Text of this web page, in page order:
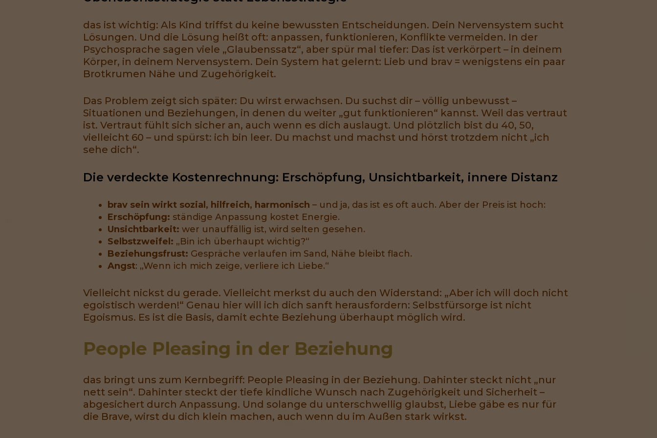
das ist wichtig: Als Kind triffst du keine bewussten Entscheidungen. Dein Nervensystem sucht
Lösungen. Und die Lösung heißt oft: anpassen, funktionieren, Konflikte vermeiden. In der
Psychosprache sagen viele „Glaubenssatz“, aber spür mal tiefer: Das ist verkörpert – in deinem
Körper, in deinem Nervensystem. Dein System hat gelernt: Lieb und brav = wenigstens ein paar
Brotkrumen Nähe und Zugehörigkeit.
Das Problem zeigt sich später: Du wirst erwachsen. Du suchst dir – völlig unbewusst –
Situationen und Beziehungen, in denen du weiter „gut funktionieren“ kannst. Weil das vertraut
ist. Vertraut fühlt sich sicher an, auch wenn es dich auslaugt. Und plötzlich bist du 40, 50,
vielleicht 60 – und spürst: ich bin leer. Du machst und machst und hörst trotzdem nicht „ich
sehe dich“.
Die verdeckte Kostenrechnung: Erschöpfung, Unsichtbarkeit, innere Distanz
brav sein wirkt sozial, hilfreich, harmonisch – und ja, das ist es oft auch. Aber der Preis ist hoch:
Erschöpfung: ständige Anpassung kostet Energie.
Unsichtbarkeit: wer unauffällig ist, wird selten gesehen.
Selbstzweifel: „Bin ich überhaupt wichtig?“
Beziehungsfrust: Gespräche verlaufen im Sand, Nähe bleibt flach.
Angst: „Wenn ich mich zeige, verliere ich Liebe.“
Vielleicht nickst du gerade. Vielleicht merkst du auch den Widerstand: „Aber ich will doch nicht
egoistisch werden!“ Genau hier will ich dich sanft herausfordern: Selbstfürsorge ist nicht
Egoismus. Es ist die Basis, damit echte Beziehung überhaupt möglich wird.
People Pleasing in der Beziehung
das bringt uns zum Kernbegriff: People Pleasing in der Beziehung. Dahinter steckt nicht „nur
nett sein“. Dahinter steckt der tiefe kindliche Wunsch nach Zugehörigkeit und Sicherheit –
abgesichert durch Anpassung. Und solange du unterschwellig glaubst, Liebe gäbe es nur für
die Brave, wirst du dich klein machen, auch wenn du im Außen stark wirkst.